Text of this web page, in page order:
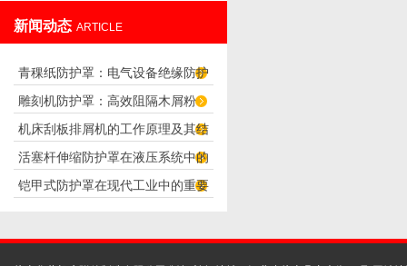
新闻动态 ARTICLE
青稞纸防护罩：电气设备绝缘防护
专用方案
雕刻机防护罩：高效阻隔木屑粉
尘，守护设备精度与安全
机床刮板排屑机的工作原理及其结
构分析
活塞杆伸缩防护罩在液压系统中的
应用
铠甲式防护罩在现代工业中的重要